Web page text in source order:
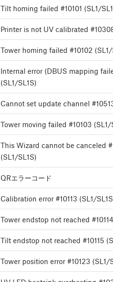
Tilt homing failed #10101 (SL1/
Printer is not UV calibrated
Tower homing failed #10102 (SL1/
Internal error (DBUS mapping
(SL1/SL1S)
Cannot set update channel
Tower moving failed #10103 (SL1/
This Wizard cannot be canceled
(SL1/SL1S)
QRエラーコード
Calibration error #10113 (SL1/
Tower endstop not reached
Tilt endstop not reached #10115
Tower position error #10123 (SL1/